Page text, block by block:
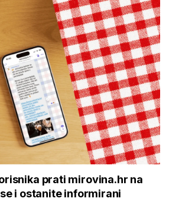
prati mirovina.hr na
i ostanite informirani